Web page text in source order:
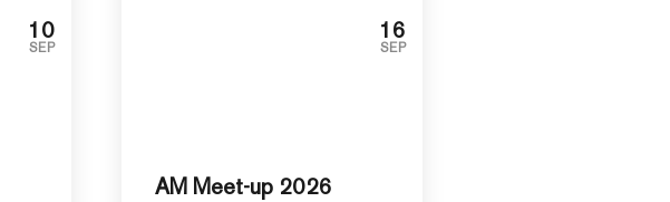
10
SEP
16
SEP
AM Meet-up 2026